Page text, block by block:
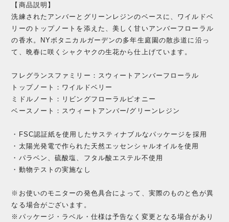
【商品説明】
洗練されたアンバーとグリーンレジンのベースに、ワイルドベ
リーのトップノートを添えた、美しく甘いアンバーフローラル
の香水。NYボタニカルガーデンの多年生庭園の散歩道に沿っ
て、晩春に咲くシャクヤクの生花から仕上げています。
フレグランスファミリー：スウィートアンバーフローラル
トップノート：ワイルドベリー
ミドルノート：リビングフローラルピオニー
ベースノート：スウィートアンバー/グリーンレジン
・FSC認証紙を使用したサスティナブルなパッケージを採用
・太陽光発電で作られた天然エッセンシャルオイルを使用
・パラベン、硫酸塩、フタル酸エステル不使用
・動物テストの実施なし
※お使いのモニターの発色具合によって、実際のものと色が異
なる場合がございます。
※パッケージ・ラベル・仕様は予告なく変更となる場合があり